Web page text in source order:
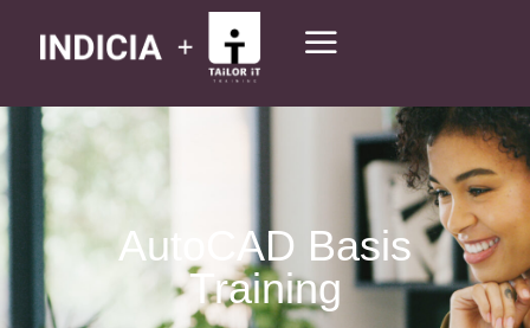
AutoCAD Basis
Training